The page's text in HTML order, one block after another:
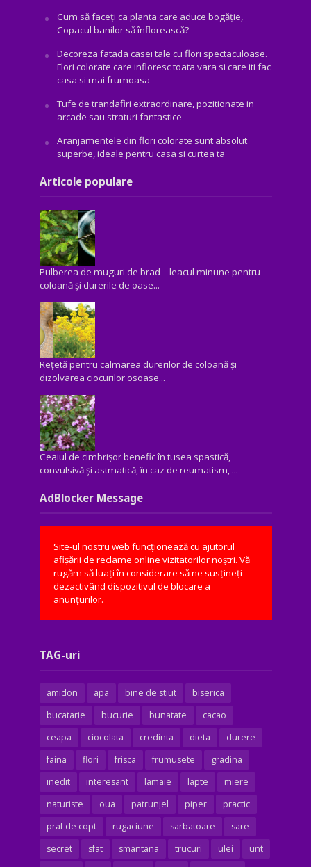
Cum să faceți ca planta care aduce bogăţie,
Copacul banilor să înflorească?
Decoreza fatada casei tale cu flori spectaculoase.
Flori colorate care infloresc toata vara si care iti fac
casa si mai frumoasa
Tufe de trandafiri extraordinare, pozitionate in
arcade sau straturi fantastice
Aranjamentele din flori colorate sunt absolut
superbe, ideale pentru casa si curtea ta
Articole populare
Pulberea de muguri de brad – leacul minune pentru
coloană și durerile de oase...
Rețetă pentru calmarea durerilor de coloană și
dizolvarea ciocurilor osoase...
Ceaiul de cimbrișor benefic în tusea spastică,
convulsivă şi astmatică, în caz de reumatism, ...
AdBlocker Message
Site-ul nostru web funcționează cu ajutorul
afișării de reclame online vizitatorilor noștri. Vă
rugăm să luați în considerare să ne susțineți
dezactivând dispozitivul de blocare a
anunțurilor.
TAG-uri
amidon apa bine de stiut
biserica
bucatarie
bucurie bunatate
cacao
ceapa
ciocolata credinta dieta
durere
faina
flori frisca frumusete
gradina
inedit
interesant lamaie lapte
miere
naturiste
oua patrunjel piper
practic
praf de copt
rugaciune sarbatoare
sare
secret
sfat smantana trucuri ulei
unt